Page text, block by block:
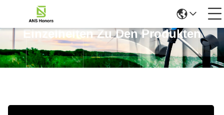
Einzelheiten Zu Den Produkten